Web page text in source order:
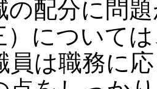
の配分に問
）について
員は職務に